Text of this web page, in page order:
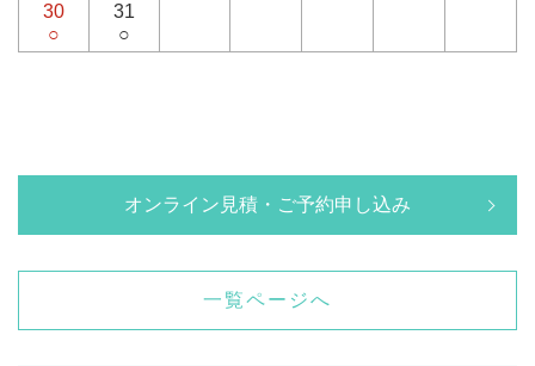
30
○
31
○
オンライン見積・ご予約申し込み
一覧ページへ